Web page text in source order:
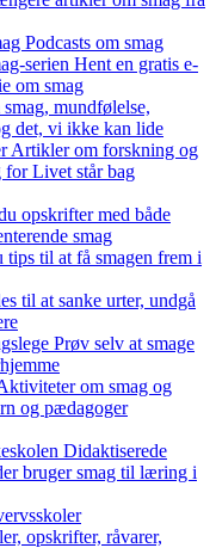
Podcasts om smag
serien Hent en gratis e-
om smag
mundfølelse,
det, vi ikke kan lide
Artikler om forskning og
for Livet står bag
opskrifter med både
smag
tips til at få smagen frem i
til at sanke urter, undgå
Prøv selv at smage
om smag og
og pædagoger
Didaktiserede
bruger smag til læring i
opskrifter, råvarer,